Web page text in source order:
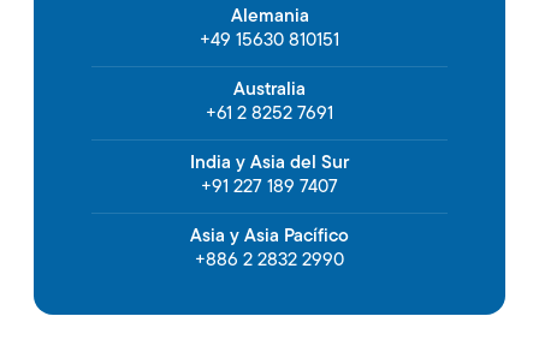
Alemania
+49 15630 810151
Australia
+61 2 8252 7691
India y Asia del Sur
+91 227 189 7407
Asia y Asia Pacífico
+886 2 2832 2990